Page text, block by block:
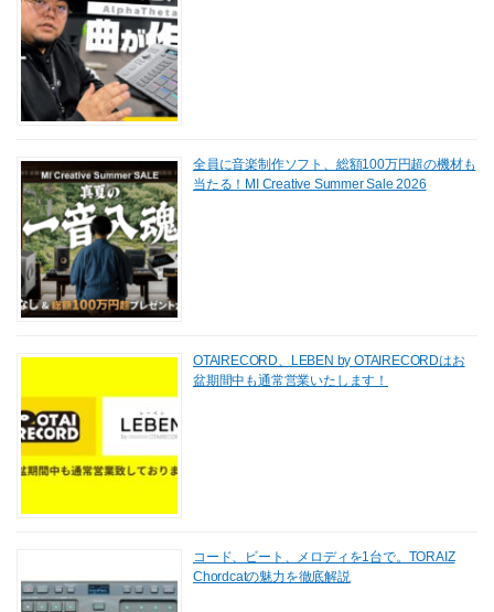
全員に音楽制作ソフト、総額100万円超の機材も
当たる！MI Creative Summer Sale 2026
OTAIRECORD、LEBEN by OTAIRECORDはお
盆期間中も通常営業いたします！
コード、ビート、メロディを1台で。TORAIZ
Chordcatの魅力を徹底解説